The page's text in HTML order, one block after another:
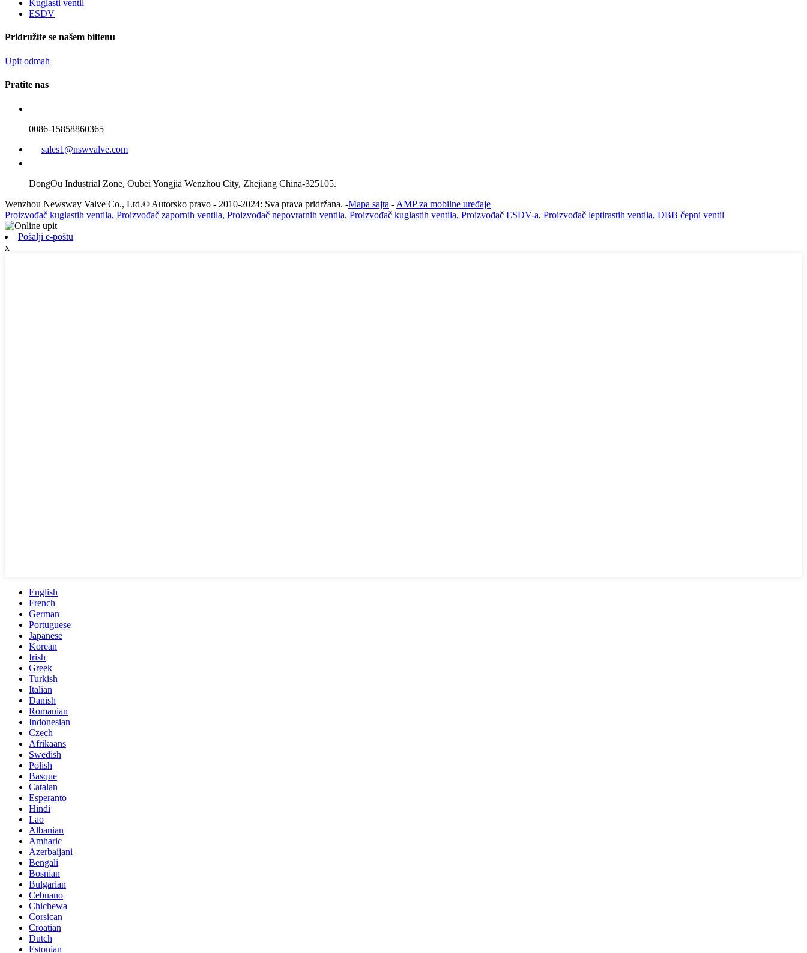
Kuglasti ventil
ESDV
Pridružite se našem biltenu
Upit odmah
Pratite nas
0086-15858860365
sales1@nswvalve.com
DongOu Industrial Zone, Oubei Yongjia Wenzhou City, Zhejiang China-325105.
Wenzhou Newsway Valve Co., Ltd.© Autorsko pravo - 2010-2024: Sva prava pridržana. -Mapa sajta - AMP za mobilne uređaje
Proizvođač kuglastih ventila, Proizvođač zapornih ventila, Proizvođač nepovratnih ventila, Proizvođač kuglastih ventila, Proizvođač ESDV-a, Proizvođač leptirastih ventila, DBB čepni ventil
Pošalji e-poštu
x
English
French
German
Portuguese
Japanese
Korean
Irish
Greek
Turkish
Italian
Danish
Romanian
Indonesian
Czech
Afrikaans
Swedish
Polish
Basque
Catalan
Esperanto
Hindi
Lao
Albanian
Amharic
Azerbaijani
Bengali
Bosnian
Bulgarian
Cebuano
Chichewa
Corsican
Croatian
Dutch
Estonian